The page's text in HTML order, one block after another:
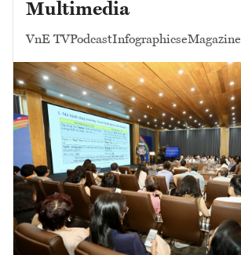
Multimedia
VnE TVPodcastInfographicseMagazine